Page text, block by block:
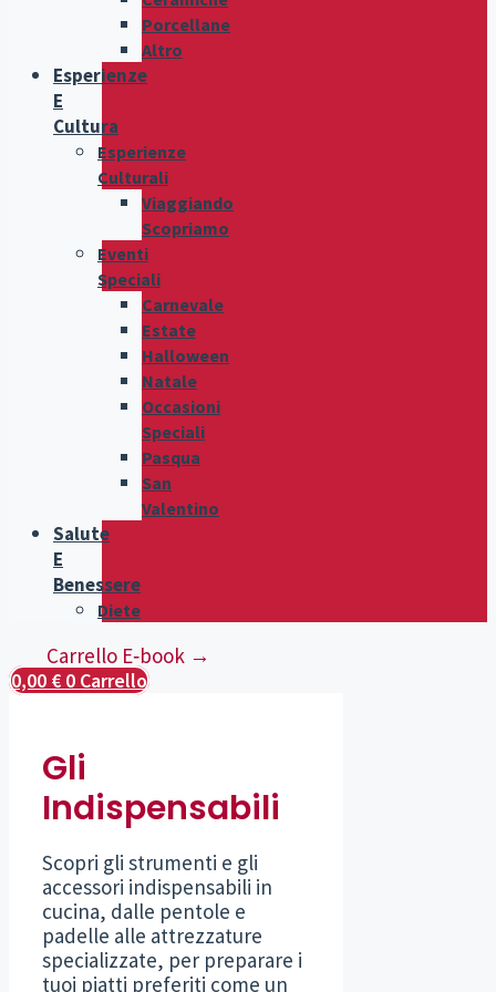
Porcellane
Altro
Esperienze
E
Cultura
Esperienze
Culturali
Viaggiando
Scopriamo
Eventi
Speciali
Carnevale
Estate
Halloween
Natale
Occasioni
Speciali
Pasqua
San
Valentino
Salute
E
Benessere
Diete
Carrello E‑book →
0,00 € 0 Carrello
Gli
Indispensabili
Scopri gli strumenti e gli
accessori indispensabili in
cucina, dalle pentole e
padelle alle attrezzature
specializzate, per preparare i
tuoi piatti preferiti come un